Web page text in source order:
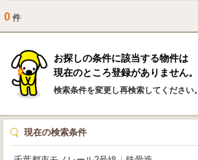
0 件
お探しの条件に該当する物件は
現在のところ登録がありません。
検索条件を変更し再検索してください。
現在の検索条件